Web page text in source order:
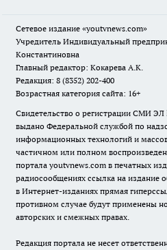
Сетевое издание «youtvnews.com»
Учредитель Индивидуальный
Константиновна
Главный редактор: Кокарева А.К.
Редакция: 8 (8352) 202-400
Возрастная категория сайта: 16+
Свидетельство о регистрации СМИ ЭЛ
выдано Федеральной службой по
информационных технологий и
частичном или полном
портала youtvnews.com в печатных
радиосообщениях ссылка на издание
в Интернет-изданиях прямая
противном случае будут применены
авторских и смежных правах.
Редакция портала не несет